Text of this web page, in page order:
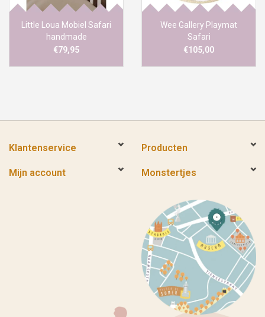
Little Loua Mobiel Safari
handmade
€79,95
Wee Gallery Playmat
Safari
€105,00
Klantenservice Producten
Mijn account Monstertjes